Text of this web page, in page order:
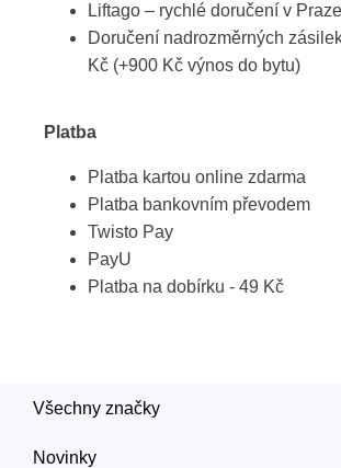
Liftago – rychlé doručení v
Doručení nadrozměrných
Kč (+900 Kč výnos do bytu)
Platba
Platba kartou online zdarma
Platba bankovním převodem
Twisto Pay
PayU
Platba na dobírku - 49 Kč
Všechny značky
Novinky